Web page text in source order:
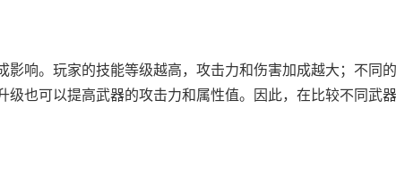
响。玩家的技能等级越高，攻击力和伤害加成越大；不同
也可以提高武器的攻击力和属性值。因此，在比较不同武